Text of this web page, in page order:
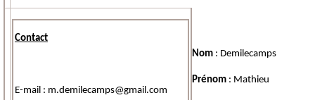
Contact
E-mail : m.demilecamps@gmail.com
Nom : Demilecamps
Prénom : Mathieu